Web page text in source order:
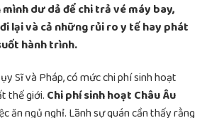
dư dả để chi trả vé máy bay,
lại và cả những rủi ro y tế hay phát
hành trình.
Sĩ và Pháp, có mức chi phí sinh hoạt
thế giới. Chi phí sinh hoạt Châu Âu
ăn ngủ nghỉ. Lãnh sự quán cần thấy rằng